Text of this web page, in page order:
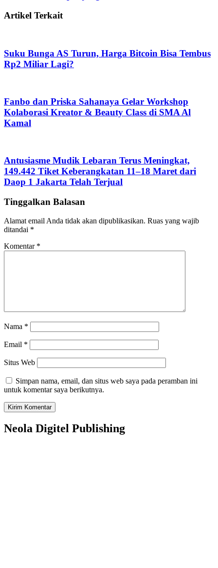
Artikel Terkait
Suku Bunga AS Turun, Harga Bitcoin Bisa Tembus
Rp2 Miliar Lagi?
Fanbo dan Priska Sahanaya Gelar Workshop
Kolaborasi Kreator & Beauty Class di SMA Al
Kamal
Antusiasme Mudik Lebaran Terus Meningkat,
149.442 Tiket Keberangkatan 11–18 Maret dari
Daop 1 Jakarta Telah Terjual
Tinggalkan Balasan
Alamat email Anda tidak akan dipublikasikan. Ruas yang wajib
ditandai *
Komentar *
Nama *
Email *
Situs Web
Simpan nama, email, dan situs web saya pada peramban ini
untuk komentar saya berikutnya.
Neola Digitel Publishing